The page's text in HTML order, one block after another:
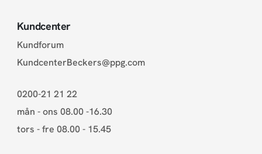
Kundcenter
Kundforum
KundcenterBeckers@ppg.com
0200-21 21 22
mån - ons 08.00 -16.30
tors - fre 08.00 - 15.45